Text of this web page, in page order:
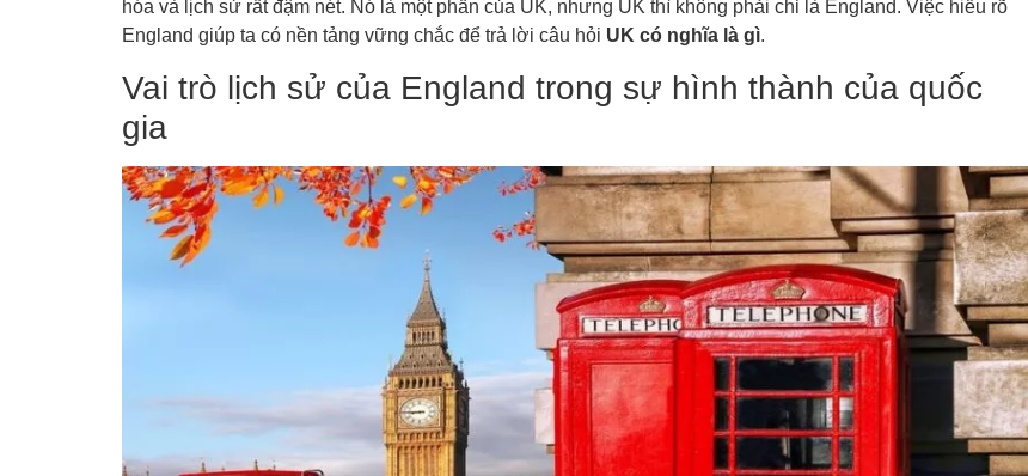
hóa và lịch sử rất đậm nét. Nó là một phần của UK, nhưng UK thì không phải chỉ là England. Việc hiểu rõ
England giúp ta có nền tảng vững chắc để trả lời câu hỏi UK có nghĩa là gì.
Vai trò lịch sử của England trong sự hình thành của quốc
gia